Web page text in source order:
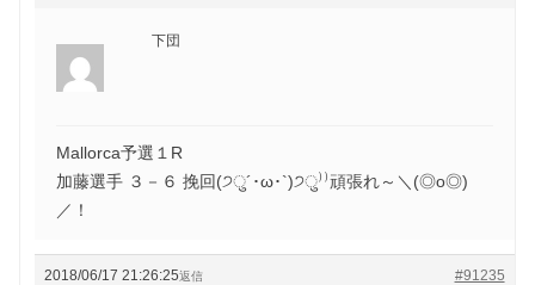
下団
Mallorca予選１R
加藤選手 ３－６ 挽回(੭ु´･ω･`)੭ु⁾⁾頑張れ～＼(◎o◎)
／！
2018/06/17 21:26:25 #91235
返信